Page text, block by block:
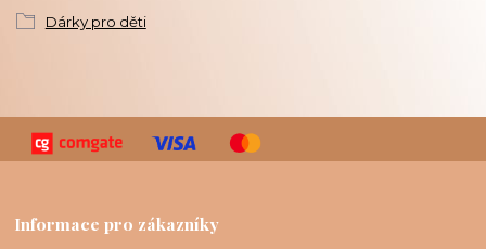
Dárky pro děti
Informace pro zákazníky